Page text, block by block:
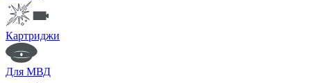
Картриджи
Для МВД